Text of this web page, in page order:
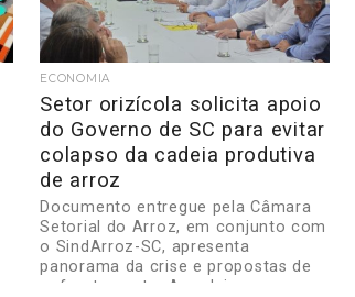
ECONOMIA
Setor orizícola solicita apoio
do Governo de SC para evitar
colapso da cadeia produtiva
de arroz
Documento entregue pela Câmara
Setorial do Arroz, em conjunto com
o SindArroz-SC, apresenta
panorama da crise e propostas de
enfrentamento. A cadeia...